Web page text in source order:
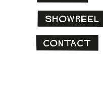
Showreel
Contact